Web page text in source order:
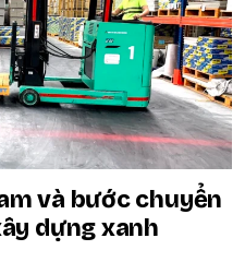
và bước chuyển
dựng xanh